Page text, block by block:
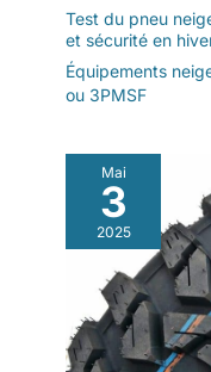
Test du pneu
et sécurité en
Équipements
ou 3PMSF
Mai
3
2025